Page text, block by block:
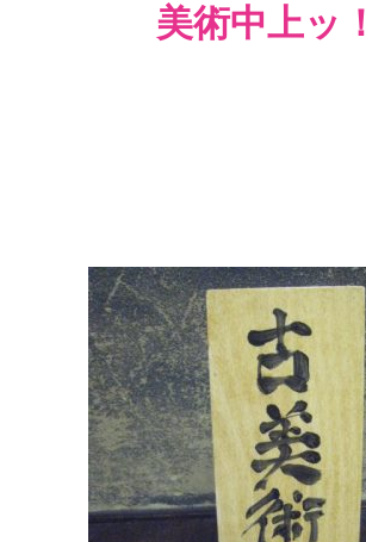
美術中上ッ！